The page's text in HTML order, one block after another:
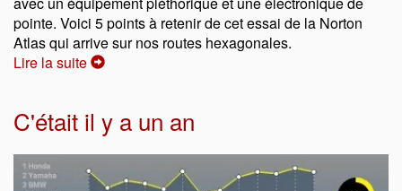
pointe. Voici 5 points à retenir de cet essai de la Norton
Atlas qui arrive sur nos routes hexagonales.
Lire la suite
C'était il y a un an